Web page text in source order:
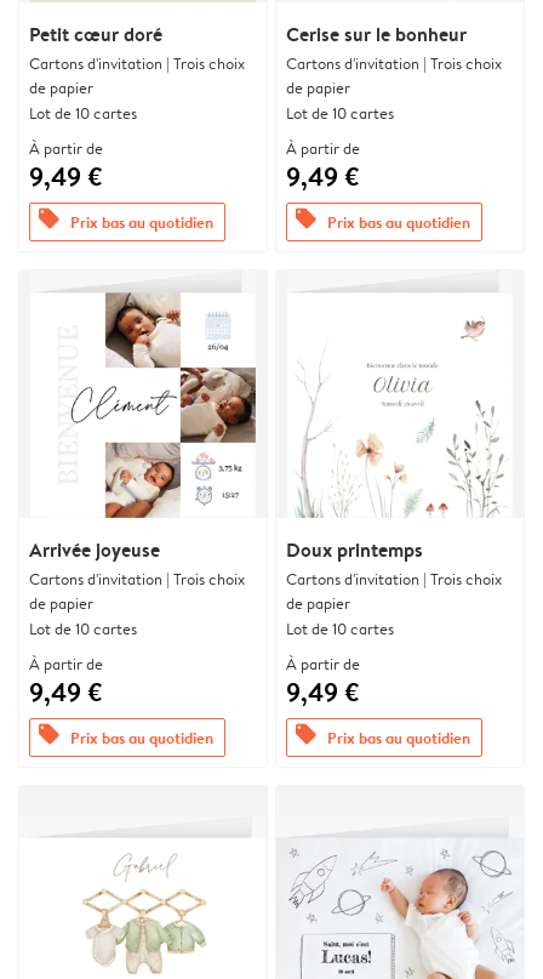
Petit cœur doré
Cartons d'invitation | Trois choix
de papier
Lot de 10 cartes
À partir de
9,49 €
offers Prix bas au quotidien
Cerise sur le bonheur
Cartons d'invitation | Trois choix
de papier
Lot de 10 cartes
À partir de
9,49 €
offers Prix bas au quotidien
Arrivée joyeuse
Cartons d'invitation | Trois choix
de papier
Lot de 10 cartes
À partir de
9,49 €
offers Prix bas au quotidien
Doux printemps
Cartons d'invitation | Trois choix
de papier
Lot de 10 cartes
À partir de
9,49 €
offers Prix bas au quotidien